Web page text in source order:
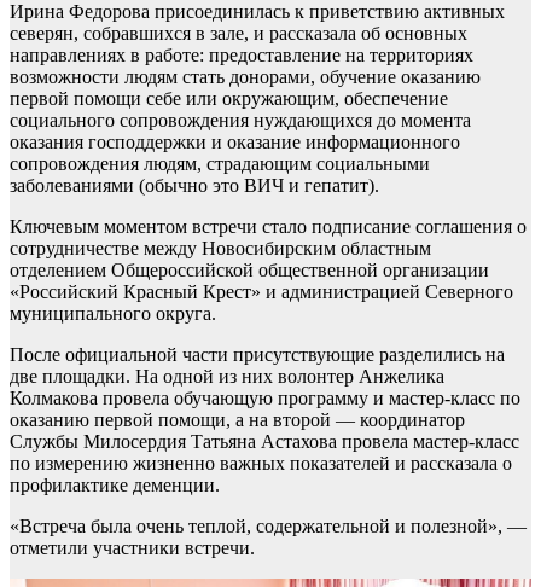
Ирина Федорова присоединилась к приветствию активных
северян, собравшихся в зале, и рассказала об основных
направлениях в работе: предоставление на территориях
возможности людям стать донорами, обучение оказанию
первой помощи себе или окружающим, обеспечение
социального сопровождения нуждающихся до момента
оказания господдержки и оказание информационного
сопровождения людям, страдающим социальными
заболеваниями (обычно это ВИЧ и гепатит).
Ключевым моментом встречи стало подписание соглашения о
сотрудничестве между Новосибирским областным
отделением Общероссийской общественной организации
«Российский Красный Крест» и администрацией Северного
муниципального округа.
После официальной части присутствующие разделились на
две площадки. На одной из них волонтер Анжелика
Колмакова провела обучающую программу и мастер-класс по
оказанию первой помощи, а на второй — координатор
Службы Милосердия Татьяна Астахова провела мастер-класс
по измерению жизненно важных показателей и рассказала о
профилактике деменции.
«Встреча была очень теплой, содержательной и полезной», —
отметили участники встречи.